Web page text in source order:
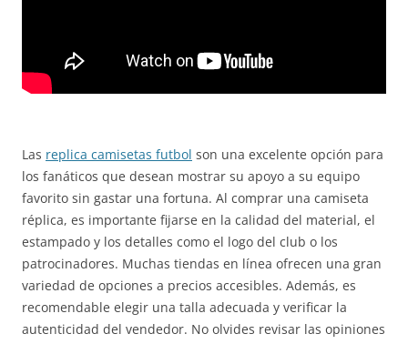
Las replica camisetas futbol son una excelente opción para
los fanáticos que desean mostrar su apoyo a su equipo
favorito sin gastar una fortuna. Al comprar una camiseta
réplica, es importante fijarse en la calidad del material, el
estampado y los detalles como el logo del club o los
patrocinadores. Muchas tiendas en línea ofrecen una gran
variedad de opciones a precios accesibles. Además, es
recomendable elegir una talla adecuada y verificar la
autenticidad del vendedor. No olvides revisar las opiniones